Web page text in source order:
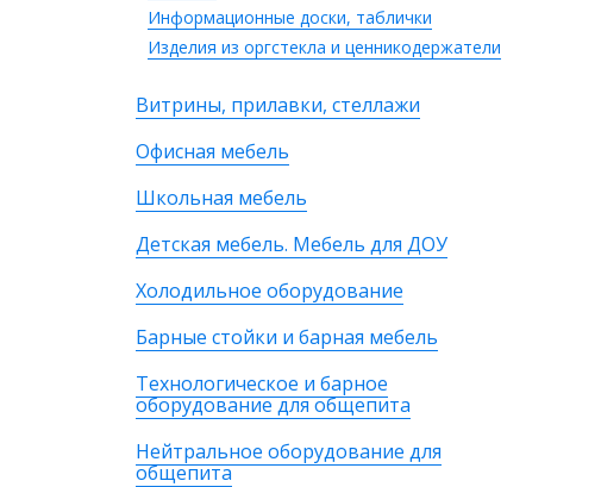
Информационные доски, таблички
Изделия из оргстекла и ценникодержатели
Витрины, прилавки, стеллажи
Офисная мебель
Школьная мебель
Детская мебель. Мебель для ДОУ
Холодильное оборудование
Барные стойки и барная мебель
Технологическое и барное
оборудование для общепита
Нейтральное оборудование для
общепита